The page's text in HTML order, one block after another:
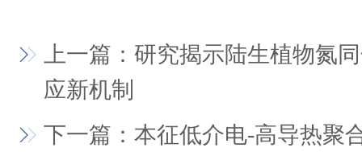
上一篇：研究揭示陆生植物氮
应新机制
下一篇：本征低介电-高导热聚